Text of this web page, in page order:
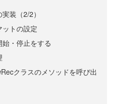
装（2/2）
ットの設定
・停止をする
クラスのメソッドを呼び出